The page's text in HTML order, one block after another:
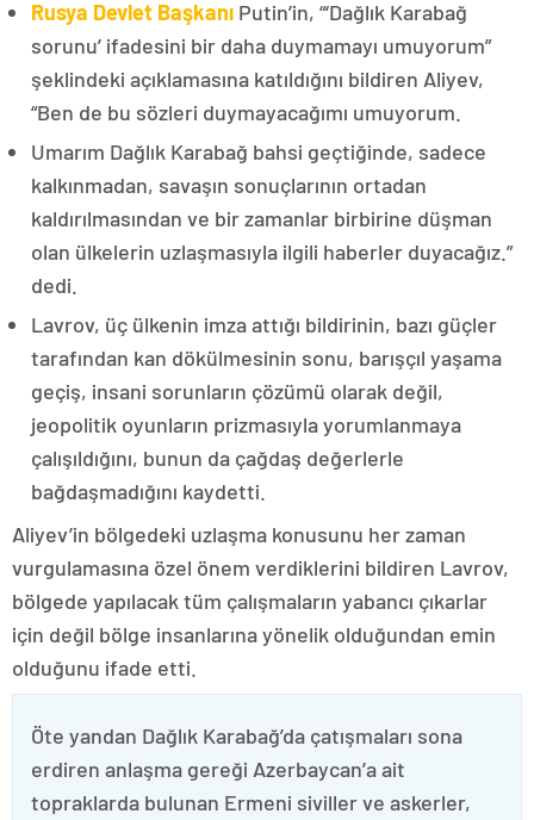
Rusya Devlet Başkanı Putin’in, “‘Dağlık Karabağ
sorunu’ ifadesini bir daha duymamayı umuyorum”
şeklindeki açıklamasına katıldığını bildiren Aliyev,
“Ben de bu sözleri duymayacağımı umuyorum.
Umarım Dağlık Karabağ bahsi geçtiğinde, sadece
kalkınmadan, savaşın sonuçlarının ortadan
kaldırılmasından ve bir zamanlar birbirine düşman
olan ülkelerin uzlaşmasıyla ilgili haberler duyacağız.”
dedi.
Lavrov, üç ülkenin imza attığı bildirinin, bazı güçler
tarafından kan dökülmesinin sonu, barışçıl yaşama
geçiş, insani sorunların çözümü olarak değil,
jeopolitik oyunların prizmasıyla yorumlanmaya
çalışıldığını, bunun da çağdaş değerlerle
bağdaşmadığını kaydetti.
Aliyev’in bölgedeki uzlaşma konusunu her zaman
vurgulamasına özel önem verdiklerini bildiren Lavrov,
bölgede yapılacak tüm çalışmaların yabancı çıkarlar
için değil bölge insanlarına yönelik olduğundan emin
olduğunu ifade etti.
Öte yandan Dağlık Karabağ’da çatışmaları sona
erdiren anlaşma gereği Azerbaycan’a ait
topraklarda bulunan Ermeni siviller ve askerler,